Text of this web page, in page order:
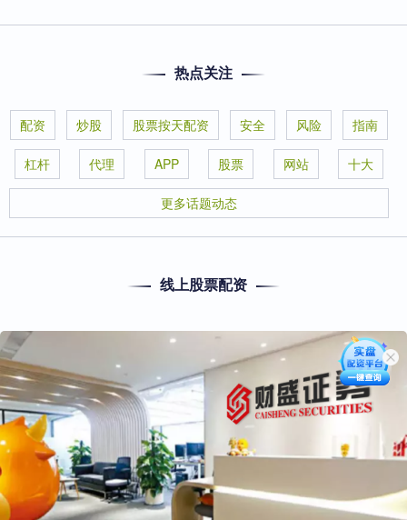
热点关注
配资 炒股 股票按天配资 安全 风险 指南
杠杆 代理 APP 股票 网站 十大
更多话题动态
线上股票配资